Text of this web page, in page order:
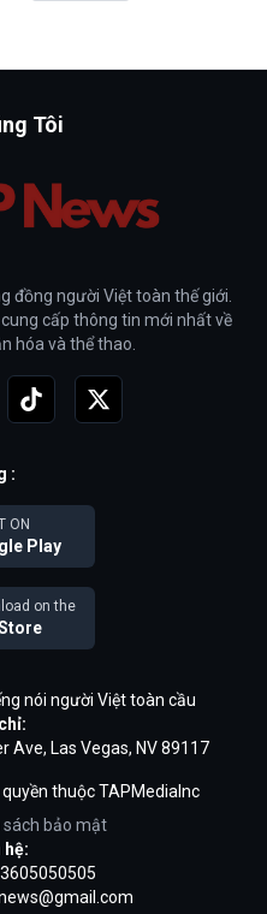
Tôi
đồng người Việt toàn thế giới.
cấp thông tin mới nhất về
hóa và thể thao.
:
ON
Play
on the
nói người Việt toàn cầu
Ave, Las Vegas, NV 89117
thuộc TAPMediaInc
sách bảo mật
hệ: